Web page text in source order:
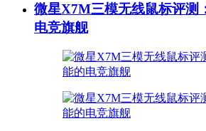
微星X7M三模无线鼠标评测
电竞旗舰